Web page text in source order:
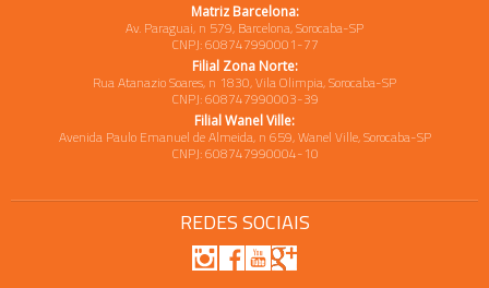
Matriz Barcelona:
Av. Paraguai, n 579, Barcelona, Sorocaba-SP
CNPJ: 608747990001-77
Filial Zona Norte:
Rua Atanazio Soares, n 1830, Vila Olimpia, Sorocaba-SP
CNPJ: 608747990003-39
Filial Wanel Ville:
Avenida Paulo Emanuel de Almeida, n 659, Wanel Ville, Sorocaba-SP
CNPJ: 608747990004-10
REDES SOCIAIS